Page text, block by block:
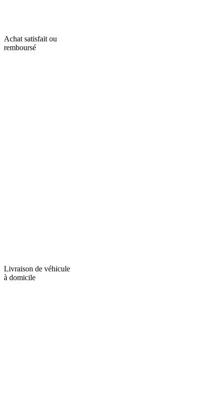
Achat satisfait ou
remboursé
Livraison de véhicule
à domicile